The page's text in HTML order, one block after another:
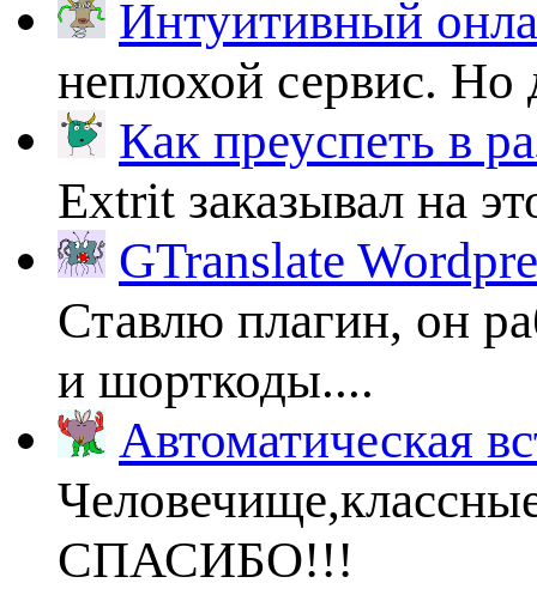
Интуитивный
неплохой сервис.
Как преуспеть в
Extrit заказывал на
GTranslate
Ставлю плагин, он
и шорткоды....
Автоматическая
СПАСИБО!!!